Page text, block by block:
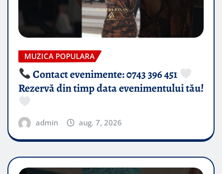
MUZICA POPULARA
Contact evenimente: 0743 396 451
Rezervă din timp data evenimentului tău!
admin aug. 7, 2026